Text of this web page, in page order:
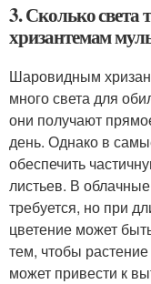
3. Сколько света
хризантемам
Шаровидным
много света для
они получают
день. Однако в
обеспечить
листьев. В
требуется, но при
цветение может
тем, чтобы растение
может привести к